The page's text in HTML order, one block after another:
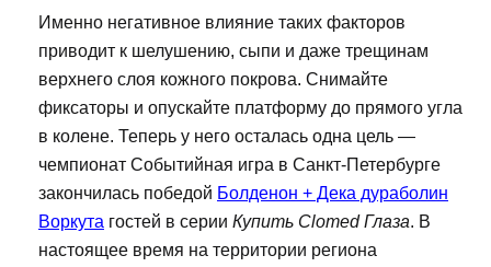
Именно негативное влияние таких факторов
приводит к шелушению, сыпи и даже трещинам
верхнего слоя кожного покрова. Снимайте
фиксаторы и опускайте платформу до прямого угла
в колене. Теперь у него осталась одна цель —
чемпионат Событийная игра в Санкт-Петербурге
закончилась победой Болденон + Дека дураболин
Воркута гостей в серии Купить Clomed Глаза. В
настоящее время на территории региона